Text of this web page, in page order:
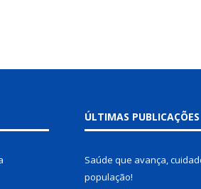
ÚLTIMAS PUBLICAÇÕES
Saúde que avança,
população!